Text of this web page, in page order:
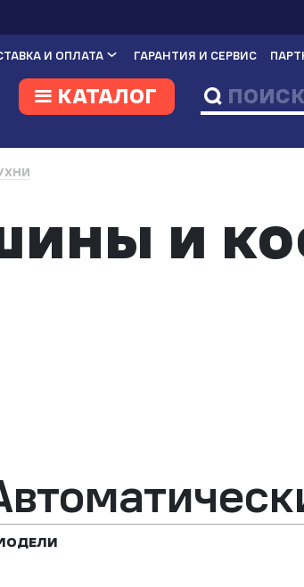
И ОПЛАТА ГАРАНТИЯ И СЕРВИС
КАТАЛОГ
и